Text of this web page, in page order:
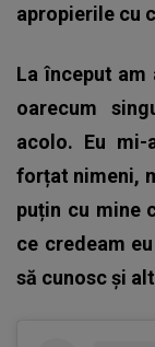
apropierile cu
La început
oarecum
acolo. Eu
forțat nimeni,
puțin cu mine
ce credeam
să cunosc și